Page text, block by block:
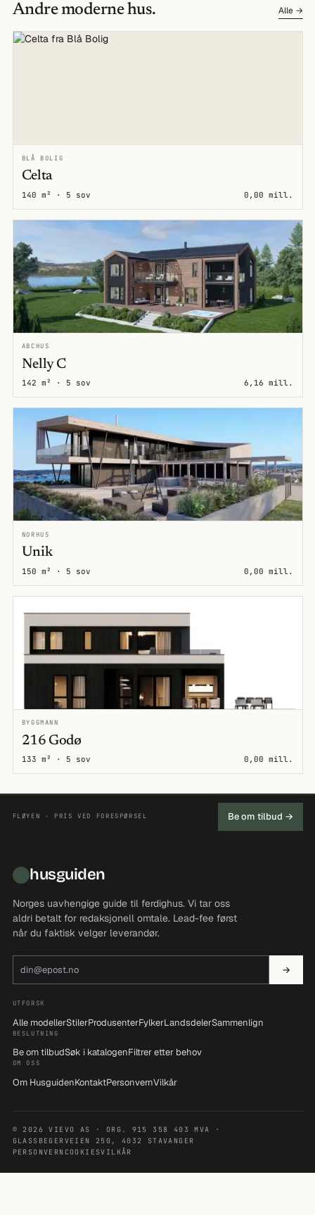
Andre moderne hus. Alle →
BLÅ BOLIG
Celta
140 m² · 5 sov 0,00 mill.
ABCHUS
Nelly C
142 m² · 5 sov 6,16 mill.
NORHUS
Unik
150 m² · 5 sov 0,00 mill.
BYGGMANN
216 Godø
133 m² · 5 sov 0,00 mill.
FLØYEN · PRIS VED FORESPØRSEL Be om tilbud →
husguiden
Norges uavhengige guide til ferdighus. Vi tar oss
aldri betalt for redaksjonell omtale. Lead-fee først
når du faktisk velger leverandør.
→
UTFORSK
Alle modellerStilerProdusenterFylkerLandsdelerSammenlign
BESLUTNING
Be om tilbudSøk i katalogenFiltrer etter behov
OM OSS
Om HusguidenKontaktPersonvernVilkår
© 2026 VIEVO AS · ORG. 915 358 403 MVA ·
GLASSBEGERVEIEN 250, 4032 STAVANGER
PERSONVERN COOKIESVILKÅR